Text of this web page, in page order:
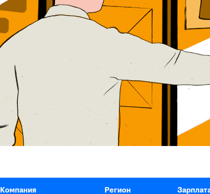
Компания Регион